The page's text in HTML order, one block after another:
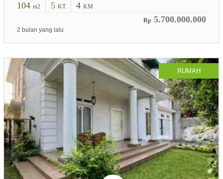
104 m2 5 KT 4 KM
Rp 5.700.000.000
2 bulan yang lalu
RUMAH